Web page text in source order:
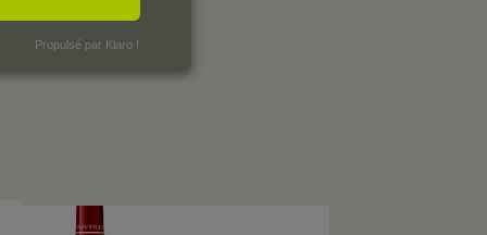
Propulsé par Klaro !